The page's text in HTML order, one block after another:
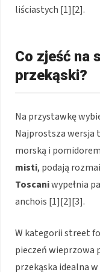
liściastych [1][2].
Co zjeść na
przekąski?
Na przystawkę
Najprostsza wersja
morską i
misti, podają
Toscaniwypełnia
anchois [1][2][3].
W kategorii street
pieczeń wieprzowa
przekąska idealna